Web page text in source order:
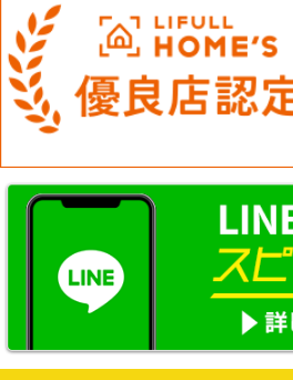
路線·駅から探す
地域から探す
地図から探す
スタッフ紹介
店舗情報·アクセス